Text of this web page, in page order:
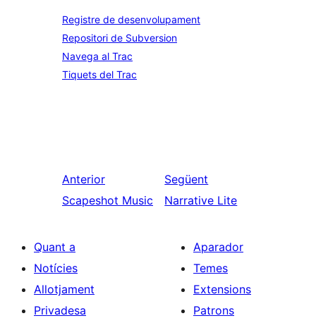
Registre de desenvolupament
Repositori de Subversion
Navega al Trac
Tiquets del Trac
Anterior
Scapeshot Music
Següent
Narrative Lite
Quant a
Notícies
Allotjament
Privadesa
Aparador
Temes
Extensions
Patrons